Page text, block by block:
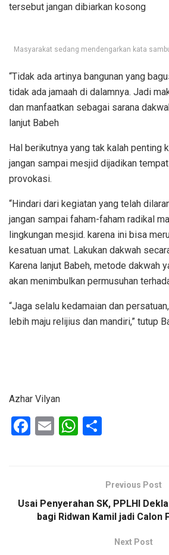
tersebut jangan dibiarkan kosong
Masyarakat sedang mendengarkan kata
“Tidak ada artinya bangunan yang
tidak ada jamaah di dalamnya. Jadi
dan manfaatkan sebagai sarana
lanjut Babeh
Hal berikutnya yang tak kalah penting
jangan sampai mesjid dijadikan
provokasi.
“Hindari dari kegiatan yang telah
jangan sampai faham-faham radikal
lingkungan mesjid. karena ini bisa
kesatuan umat. Lakukan dakwah
Karena lanjut Babeh, metode dakwah
akan menimbulkan permusuhan
“Jaga selalu kedamaian dan
lebih maju relijius dan mandiri,” tutup
Azhar Vilyan
F
o
o
E
W
A
p
ePrevious Post
Usai Penyerahan SK, PPLHI
bagi Ridwan Kamil jadi Calon
Next Post